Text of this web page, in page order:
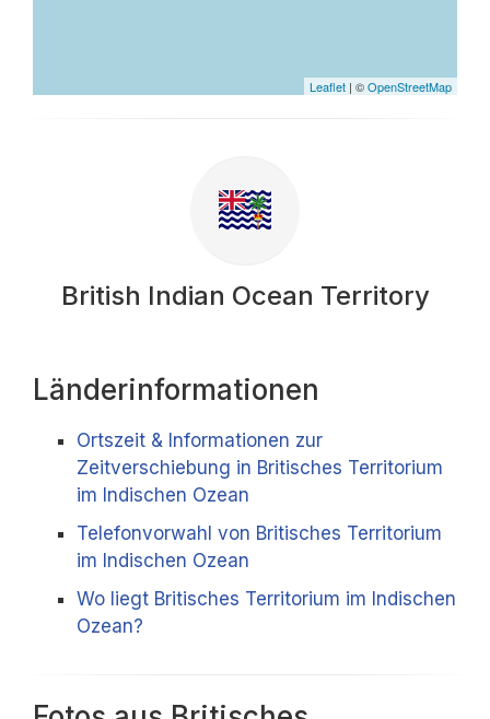
Leaflet | ©OpenStreetMap
British Indian Ocean Territory
Länderinformationen
Ortszeit & Informationen zur
Zeitverschiebung in Britisches Territorium
im Indischen Ozean
Telefonvorwahl von Britisches Territorium
im Indischen Ozean
Wo liegt Britisches Territorium im Indischen
Ozean?